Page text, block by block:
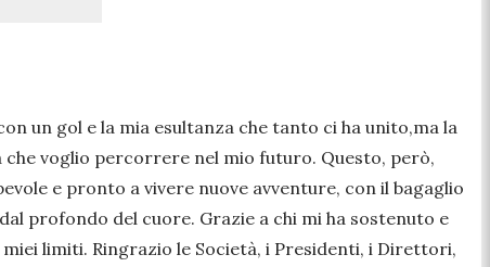
un gol e la mia esultanza che tanto ci ha unito,ma la
voglio percorrere nel mio futuro. Questo, però,
e pronto a vivere nuove avventure, con il bagaglio
profondo del cuore. Grazie a chi mi ha sostenuto e
limiti. Ringrazio le Società, i Presidenti, i Direttori,